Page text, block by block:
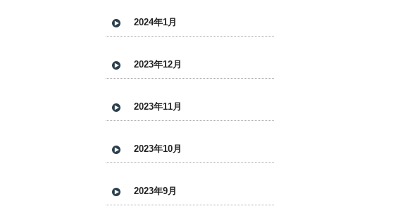
2024年1月
2023年12月
2023年11月
2023年10月
2023年9月